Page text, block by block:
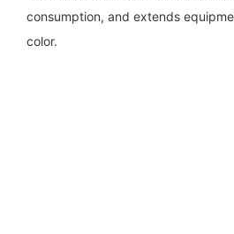
consumption, and extends
color.